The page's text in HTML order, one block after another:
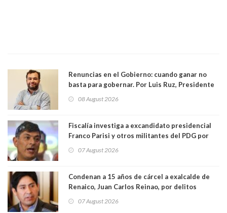
Renuncias en el Gobierno: cuando ganar no
basta para gobernar. Por Luis Ruz, Presidente
08 August 2026
Fiscalía investiga a excandidato presidencial
Franco Parisi y otros militantes del PDG por
07 August 2026
Condenan a 15 años de cárcel a exalcalde de
Renaico, Juan Carlos Reinao, por delitos
07 August 2026